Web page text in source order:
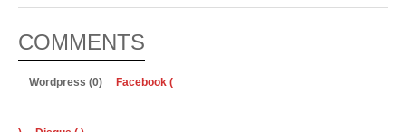
COMMENTS
Wordpress (0) Facebook (